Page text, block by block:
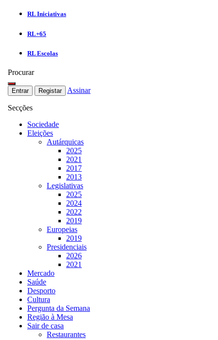
RL Iniciativas
RL+65
RL Escolas
Procurar
Entrar Registar Assinar
Secções
Sociedade
Eleições
Autárquicas
2025
2021
2017
2013
Legislativas
2025
2024
2022
2019
Europeias
2019
Presidenciais
2026
2021
Mercado
Saúde
Desporto
Cultura
Pergunta da Semana
Região à Mesa
Sair de casa
Restaurantes